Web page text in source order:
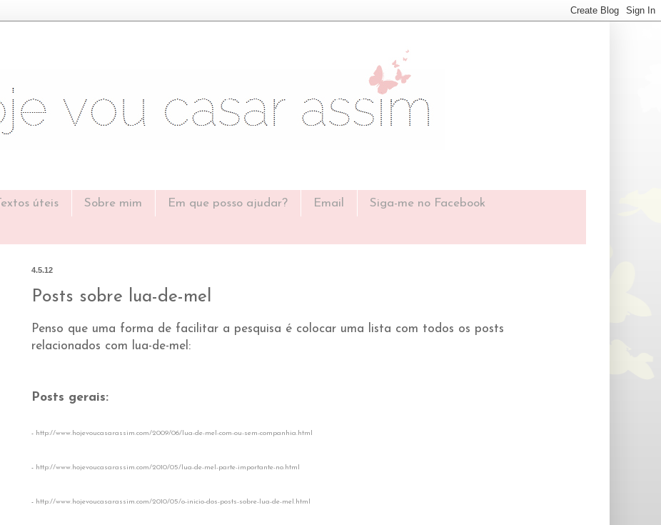
Textos úteis Sobre mim Em que posso ajudar? Email Siga-me no Facebook
4.5.12
Posts sobre lua-de-mel
Penso que uma forma de facilitar a pesquisa é colocar uma lista com todos os posts
relacionados com lua-de-mel:
Posts gerais:
- http://www.hojevoucasarassim.com/2009/06/lua-de-mel-com-ou-sem-companhia.html
- http://www.hojevoucasarassim.com/2010/05/lua-de-mel-parte-importante-no.html
- http://www.hojevoucasarassim.com/2010/05/o-inicio-dos-posts-sobre-lua-de-mel.html